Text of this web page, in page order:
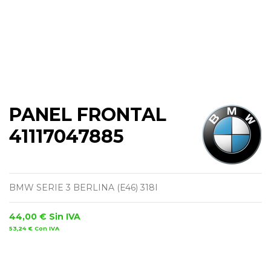
PANEL FRONTAL
41117047885
BMW SERIE 3 BERLINA (E46) 318I
44,00 € Sin IVA
53,24 € Con IVA